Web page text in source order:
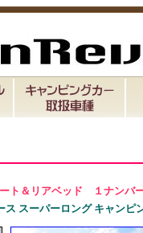
ト＆リアベッド １ナンバ
スーパーロング キャンピ